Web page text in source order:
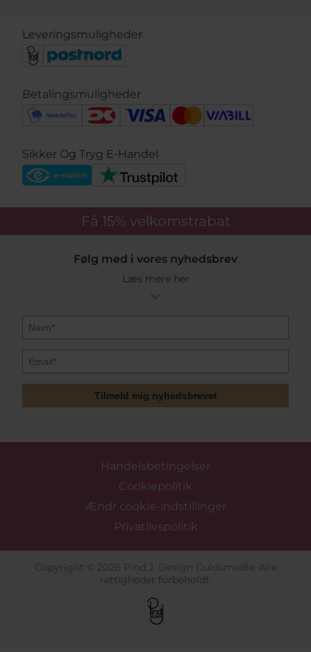
Leveringsmuligheder
Betalingsmuligheder
Sikker Og Tryg E-Handel
Få 15% velkomstrabat
Følg med i vores nyhedsbrev
Læs mere her
Tilmeld mig nyhedsbrevet
Handelsbetingelser
Cookiepolitik
Ændr cookie-indstillinger
Privatlivspolitik
Copyright © 2026 Pind J. Design Guldsmedie. Alle
rettigheder forbeholdt.